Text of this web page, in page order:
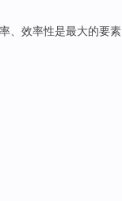
效率性是最大的要素